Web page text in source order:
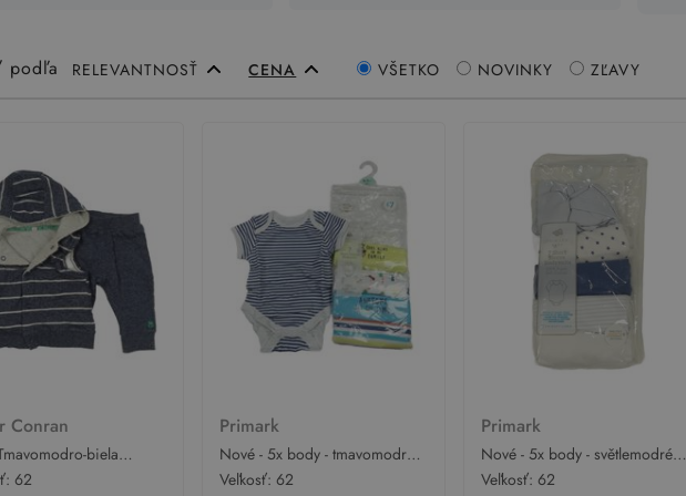
podľa RELEVANTNOSŤ CENA VŠETKO NOVINKY ZĽAVY
Conran
biela
zateplená vesta s
62
Primark
Nové - 5x body - tmavomodro-
bílé pruhované + limetkové s
Veľkosť: 62
Primark
Nové - 5x body - světlemodré +
bílé s hvězdami + tmavomodré
Veľkosť: 62